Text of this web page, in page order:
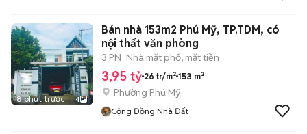
8 phút trước 4
Bán nhà 153m2 Phú Mỹ, TP.TDM, có
nội thất văn phòng
3 PN Nhà mặt phố, mặt tiền
3,95 tỷ 26 tr/m² 153 m²
Phường Phú Mỹ
Cộng Đồng Nhà Đất